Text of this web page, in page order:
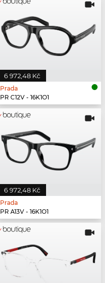
6 972,48 Kč
Prada
PR C12V - 16K1O1
6 972,48 Kč
Prada
PR A13V - 16K1O1